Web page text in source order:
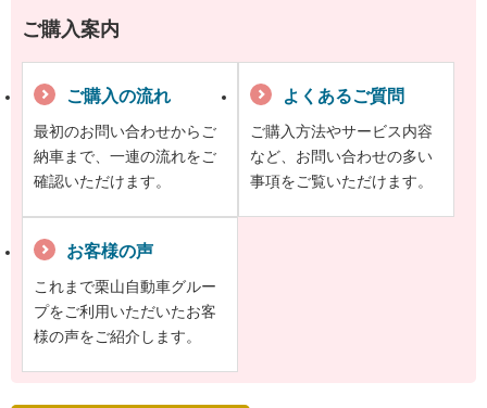
ご購入案内
ご購入の流れ
最初のお問い合わせからご
納車まで、一連の流れをご
確認いただけます。
よくあるご質問
ご購入方法やサービス内容
など、お問い合わせの多い
事項をご覧いただけます。
お客様の声
これまで栗山自動車グルー
プをご利用いただいたお客
様の声をご紹介します。